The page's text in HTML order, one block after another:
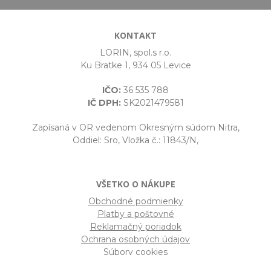
KONTAKT
LORIN, spol.s r.o.
Ku Bratke 1, 934 05 Levice
IČO: 36 535 788
IČ DPH:SK2021479581
Zapísaná v OR vedenom Okresným súdom Nitra,
Oddiel: Sro, Vložka č.: 11843/N,
VŠETKO O NÁKUPE
Obchodné podmienky
Platby a poštovné
Reklamačný poriadok
Ochrana osobných údajov
Súbory cookies